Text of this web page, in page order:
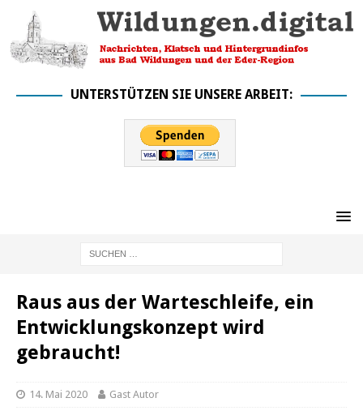
UNTERSTÜTZEN SIE UNSERE ARBEIT:
Raus aus der Warteschleife, ein
Entwicklungskonzept wird
gebraucht!
14. Mai 2020 Gast Autor